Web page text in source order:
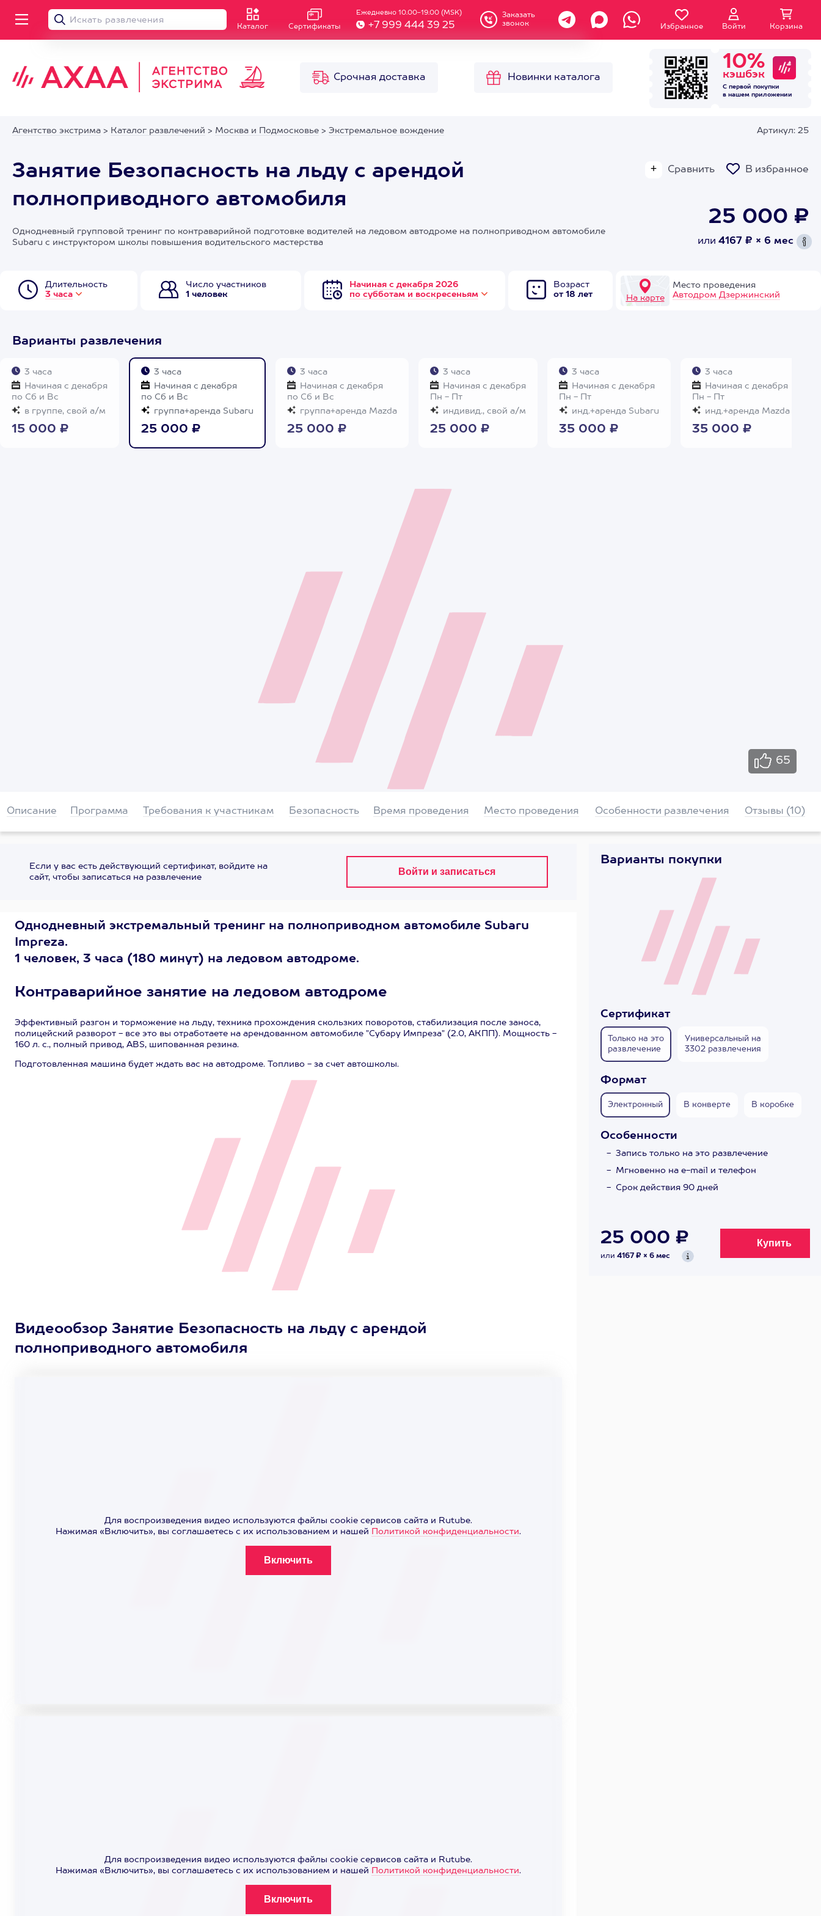
Каталог Сертификаты
Ежедневно 10.00-19.00 (MSK)
+7 999 444 39 25
Заказать
звонок
Избранное Войти Корзина
Срочная доставка Новинки каталога
10%
кэшбэк
С первой покупки
в нашем приложении
Агентство экстрима > Каталог развлечений > Москва и Подмосковье > Экстремальное вождение Артикул: 25
Занятие Безопасность на льду с арендой
полноприводного автомобиля
Сравнить В избранное
25 000 ₽
или 4167 ₽ × 6 мес
Однодневный групповой тренинг по контраварийной подготовке водителей на ледовом автодроме на полноприводном автомобиле
Subaru с инструктором школы повышения водительского мастерства
Длительность
3 часа
Число участников
1 человек
Начиная с декабря 2026
по субботам и воскресеньям
Возраст
от 18 лет
На карте
Место проведения
Автодром Дзержинский
Варианты развлечения
3 часа
Начиная с декабря
по Сб и Вс
в группе, свой а/м
15 000 ₽
3 часа
Начиная с декабря
по Сб и Вс
группа+аренда Subaru
25 000 ₽
3 часа
Начиная с декабря
по Сб и Вс
группа+аренда Mazda
25 000 ₽
3 часа
Начиная с декабря
Пн - Пт
индивид., свой а/м
25 000 ₽
3 часа
Начиная с декабря
Пн - Пт
инд.+аренда Subaru
35 000 ₽
3 часа
Начиная с декабря
Пн - Пт
инд.+аренда Mazda
35 000 ₽
65
Описание Программа Требования к участникам Безопасность Время проведения Место проведения Особенности развлечения Отзывы (10)
Если у вас есть действующий сертификат, войдите на
сайт, чтобы записаться на развлечение
Однодневный экстремальный тренинг на полноприводном автомобиле Subaru
Impreza.
1 человек, 3 часа (180 минут) на ледовом автодроме.
Контраварийное занятие на ледовом автодроме
Эффективный разгон и торможение на льду, техника прохождения скользких поворотов, стабилизация после заноса,
полицейский разворот - все это вы отработаете на арендованном автомобиле "Субару Импреза" (2.0, АКПП). Мощность -
160 л. с., полный привод, ABS, шипованная резина.
Подготовленная машина будет ждать вас на автодроме. Топливо - за счет автошколы.
Видеообзор Занятие Безопасность на льду с арендой
полноприводного автомобиля
Для воспроизведения видео используются файлы cookie сервисов сайта и Rutube.
Нажимая «Включить», вы соглашаетесь с их использованием и нашей Политикой конфиденциальности.
Для воспроизведения видео используются файлы cookie сервисов сайта и Rutube.
Нажимая «Включить», вы соглашаетесь с их использованием и нашей Политикой конфиденциальности.
Варианты покупки
Сертификат
Только на это
развлечение
Универсальный на
3302 развлечения
Формат
Электронный В конверте В коробке
Особенности
Запись только на это развлечение
Мгновенно на e-mail и телефон
Срок действия 90 дней
25 000 ₽
или 4167 ₽ × 6 мес